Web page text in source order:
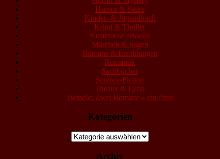
Humor & Satire
Kinder- & Jugendbuch
Krimi & Thriller
Kostenlose eBooks
Märchen & Sagen
Romane & Erzählungen
Romantik
Sachbücher
Science-Fiction
Theater & Lyrik
Twindie: Zwei Romane – ein Preis
Kategorien
Kategorien
Archiv